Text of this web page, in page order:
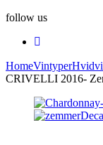
follow us
HomeVintyper
CRIVELLI 2016-